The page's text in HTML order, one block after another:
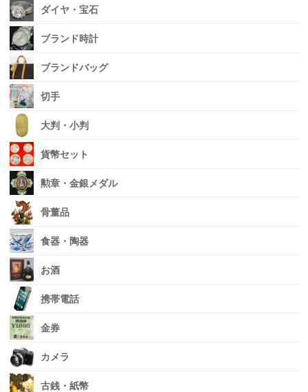
ダイヤ・宝石
ブランド時計
ブランドバッグ
切手
大判・小判
貨幣セット
勲章・金銀メダル
骨董品
食器・陶器
お酒
携帯電話
金券
カメラ
古銭・紙幣